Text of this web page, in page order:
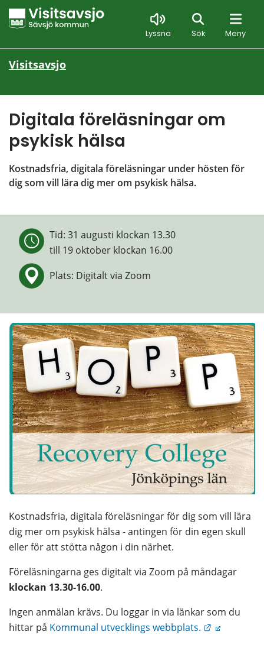
Lyssna Sök Meny
Sök
Visitsavsjo
Digitala föreläsningar om
psykisk hälsa
Kostnadsfria, digitala föreläsningar under hösten för
dig som vill lära dig mer om psykisk hälsa.
Tid: 31 augusti klockan 13.30
till 19 oktober klockan 16.00
Plats: Digitalt via Zoom
Kostnadsfria, digitala föreläsningar för dig som vill lära
dig mer om psykisk hälsa - antingen för din egen skull
eller för att stötta någon i din närhet.
klockan 13.30-16.00.
Ingen anmälan krävs. Du loggar in via länkar som du
hittar på Kommunal utvecklings webbplats. Länk till